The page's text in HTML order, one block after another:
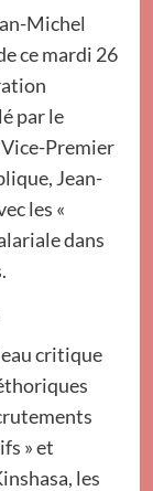
Michel
ce mardi 26
par le
Premier
Jean-
les «
dans
critique
» et
les